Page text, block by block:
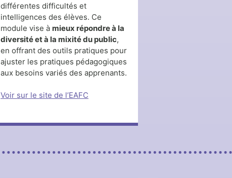
différentes difficultés et
intelligences des élèves. Ce
module vise à mieux répondre à la
diversité et à la mixité du public,
en offrant des outils pratiques pour
ajuster les pratiques pédagogiques
aux besoins variés des apprenants.
Voir sur le site de l’EAFC